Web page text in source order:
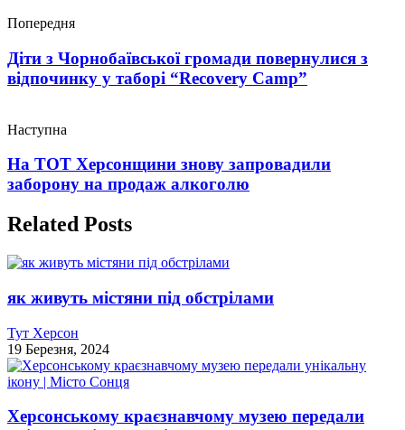
Попередня
Діти з Чорнобаївської громади повернулися з
відпочинку у таборі “Recovery Camp”
Наступна
На ТОТ Херсонщини знову запровадили
заборону на продаж алкоголю
Related Posts
як живуть містяни під обстрілами
Тут Херсон
19 Березня, 2024
Херсонському краєзнавчому музею передали